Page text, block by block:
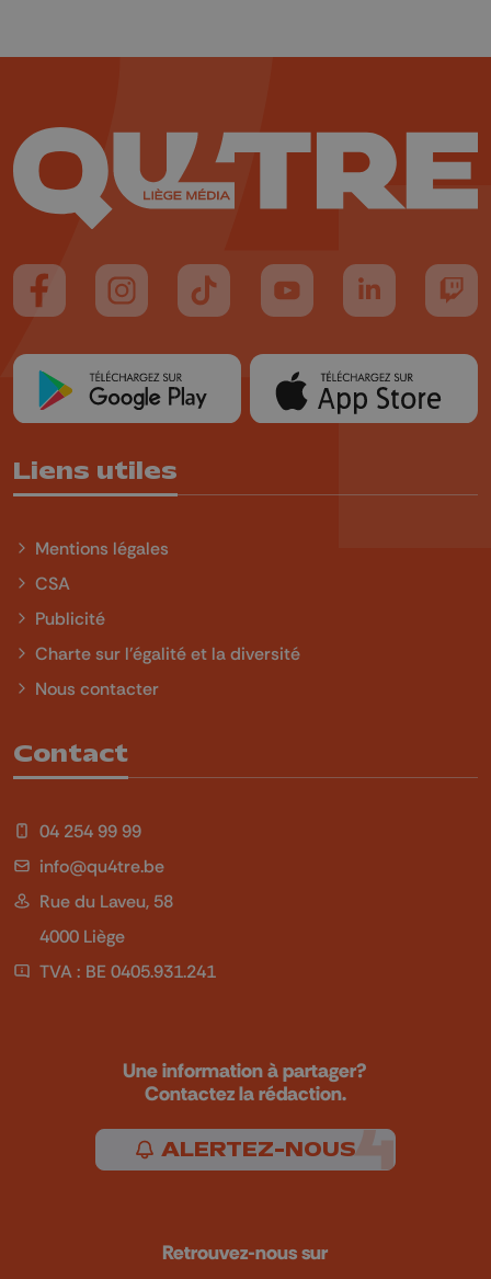
Suivez-nous sur FaceBook
Suivez-nous sur Instagram
Suivez-nous sur TikTok
Suivez-nous sur YouTube
Suivez-nous
Liens utiles
Mentions légales
CSA
Publicité
Charte sur l'égalité et la diversité
Nous contacter
Contact
04 254 99 99
info@qu4tre.be
Rue du Laveu, 58
4000 Liège
TVA : BE 0405.931.241
Une information à partager?
Contactez la rédaction.
ALERTEZ-NOUS
Retrouvez-nous sur